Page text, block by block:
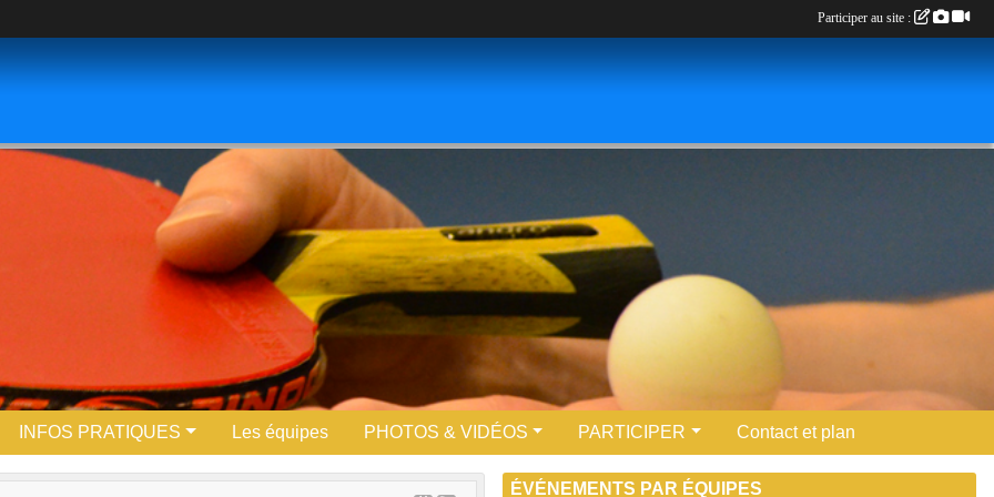
INFOS PRATIQUES Les équipes PHOTOS & VIDÉOS PARTICIPER Contact et plan
ÉVÉNEMENTS PAR ÉQUIPES
Participer au site :